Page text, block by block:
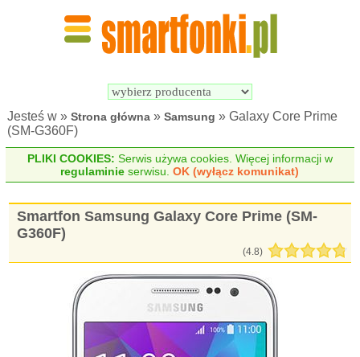
Jesteś w »Strona główna »Samsung » Galaxy Core Prime
(SM-G360F)
PLIKI COOKIES: Serwis używa cookies. Więcej informacji w
regulaminie serwisu.OK (wyłącz komunikat)
Smartfon Samsung Galaxy Core Prime (SM-
G360F)
(4.8)